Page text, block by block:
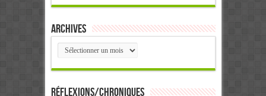
Archives
Archives
Réflexions/Chroniques